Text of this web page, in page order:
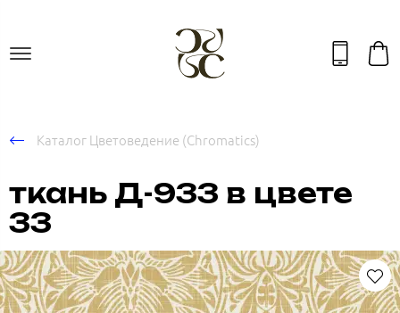
Каталог Цветоведение (Chromatics)
ткань Д-933 в цвете
33